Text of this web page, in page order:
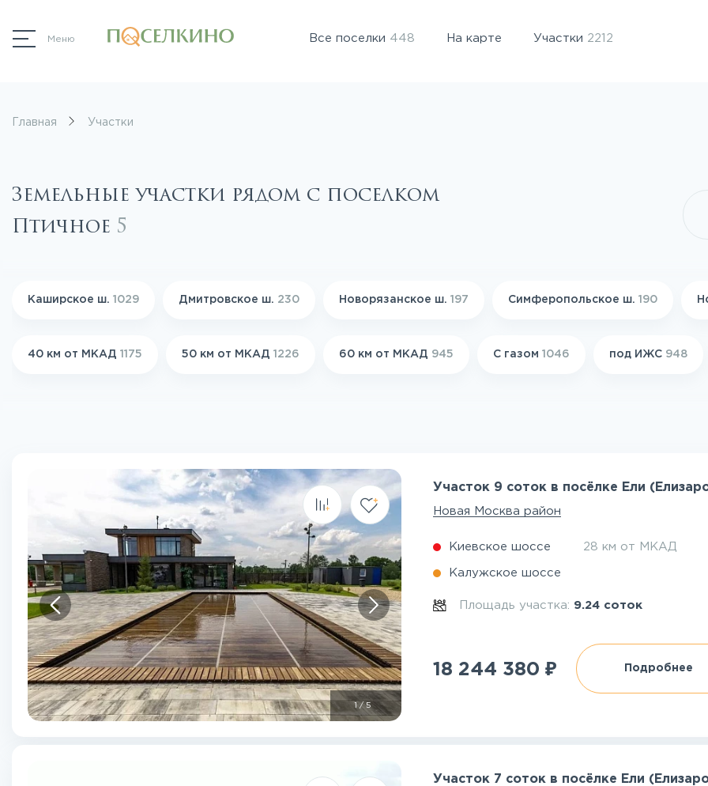
Меню Все поселки 448 На карте Участки 2212
Главная Участки
Земельные участки рядом с поселком
Птичное 5
Каширское ш. 1029 Дмитровское ш. 230 Новорязанское ш. 197 Симферопольское ш. 190
40 км от МКАД 1175 50 км от МКАД 1226 60 км от МКАД 945 С газом 1046 под ИЖС 948
1/5
Участок 9 соток в посёлке Ели
Новая Москва район
Киевское шоссе 28 км от МКАД
Калужское шоссе
Площадь участка: 9.24 соток
18 244 380 ₽ Подробнее
Участок 7 соток в посёлке Ели